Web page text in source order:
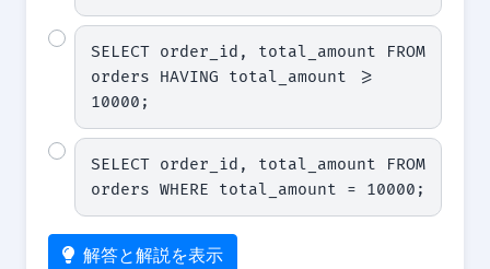
SELECT order_id, total_amount FROM
orders HAVING total_amount >=
10000;
SELECT order_id, total_amount FROM
orders WHERE total_amount = 10000;
解答と解説を表示